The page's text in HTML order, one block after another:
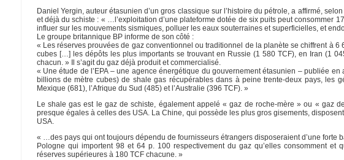
Daniel Yergin, auteur étasunien d’un gros classique sur l’histoire du pétrole, a affirmé,
et déjà du schiste : « …l’exploitation d’une plateforme dotée de six puits peut consommer
influer sur les mouvements sismiques, polluer les eaux souterraines et superficielles, et
Le groupe britannique BP informe de son côté :
« Les réserves prouvées de gaz conventionnel ou traditionnel de la planète se chiffrent à
cubes […] les dépôts les plus importants se trouvant en Russie (1 580 TCF), en Iran (1
chacun. » Il s’agit du gaz déjà produit et commercialisé.
« Une étude de l’EPA – une agence énergétique du gouvernement étasunien – publiée
billions de mètre cubes) de shale gas récupérables dans à peine trente-deux pays, les
Mexique (681), l’Afrique du Sud (485) et l’Australie (396 TCF). »
Le shale gas est le gaz de schiste, également appelé « gaz de roche-mère » ou « gaz
presque égales à celles des USA. La Chine, qui possède les plus gros gisements,
USA.
« …des pays qui ont toujours dépendu de fournisseurs étrangers disposeraient d’une forte
Pologne qui importent 98 et 64 p. 100 respectivement du gaz qu’elles consomment
réserves supérieures à 180 TCF chacune. »